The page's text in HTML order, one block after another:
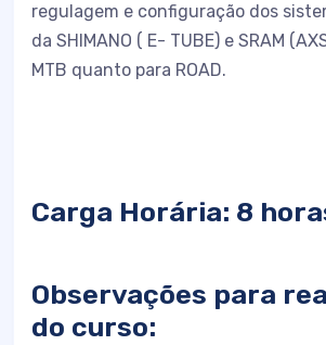
regulagem e configuração dos
da SHIMANO ( E- TUBE) e SRAM
MTB quanto para ROAD.
Carga Horária: 8
Observações para
do curso: